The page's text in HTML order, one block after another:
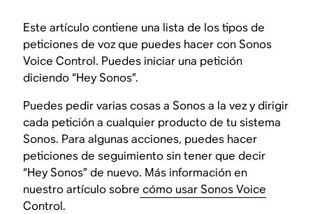
Este artículo contiene una lista de los tipos de
peticiones de voz que puedes hacer con Sonos
Voice Control. Puedes iniciar una petición
diciendo “Hey Sonos”.
Puedes pedir varias cosas a Sonos a la vez y dirigir
cada petición a cualquier producto de tu sistema
Sonos. Para algunas acciones, puedes hacer
peticiones de seguimiento sin tener que decir
“Hey Sonos” de nuevo. Más información en
nuestro artículo sobre cómo usar Sonos Voice
Control.